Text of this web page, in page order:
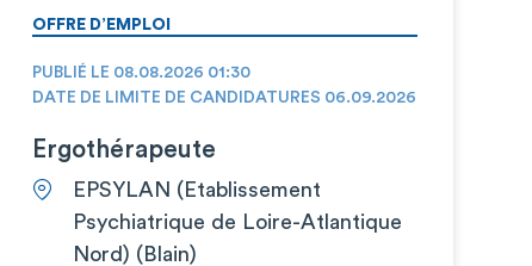
OFFRE D’EMPLOI
PUBLIÉ LE 08.08.2026 01:30
DATE DE LIMITE DE CANDIDATURES 06.09.2026
Ergothérapeute
EPSYLAN (Etablissement
Psychiatrique de Loire-Atlantique
Nord) (Blain)